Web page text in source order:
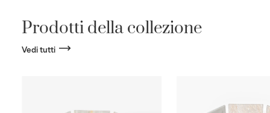
Prodotti della collezione
Vedi tutti